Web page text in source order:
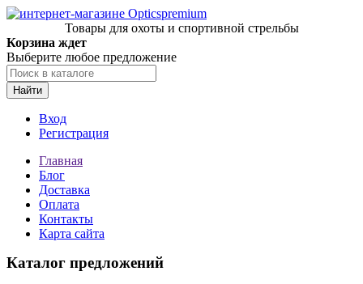
Товары для охоты и спортивной стрельбы
Корзина ждет
Выберите любое предложение
Найти
Вход
Регистрация
Главная
Блог
Доставка
Оплата
Контакты
Карта сайта
Каталог предложений